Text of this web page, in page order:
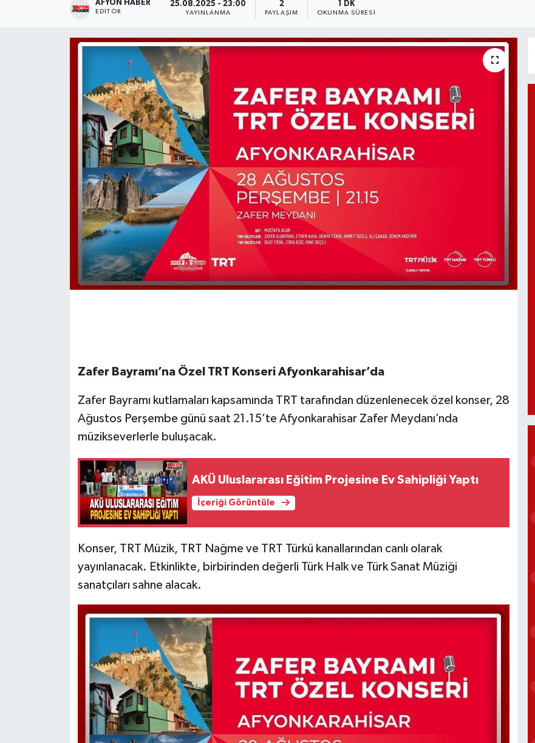
AFYON HABER
EDITÖR
25.08.2025 - 23:00
YAYINLANMA
2
PAYLAŞIM
1 DK
OKUNMA SÜRESI
Zafer Bayramı’na Özel TRT Konseri Afyonkarahisar’da
Zafer Bayramı kutlamaları kapsamında TRT tarafından düzenlenecek özel konser, 28
Ağustos Perşembe günü saat 21.15’te Afyonkarahisar Zafer Meydanı’nda
müzikseverlerle buluşacak.
AKÜ Uluslararası Eğitim Projesine Ev Sahipliği Yaptı
İçeriği Görüntüle
Konser, TRT Müzik, TRT Nağme ve TRT Türkü kanallarından canlı olarak
yayınlanacak. Etkinlikte, birbirinden değerli Türk Halk ve Türk Sanat Müziği
sanatçıları sahne alacak.